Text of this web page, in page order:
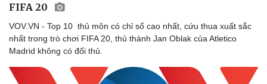
FIFA 20
VOV.VN - Top 10 thủ môn có chỉ số cao nhất, cứu thua xuất sắc
nhất trong trò chơi FIFA 20, thủ thành Jan Oblak của Atletico
Madrid không có đối thủ.